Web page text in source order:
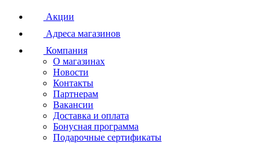
Акции
Адреса магазинов
Компания
О магазинах
Новости
Контакты
Партнерам
Вакансии
Доставка и оплата
Бонусная программа
Подарочные сертификаты